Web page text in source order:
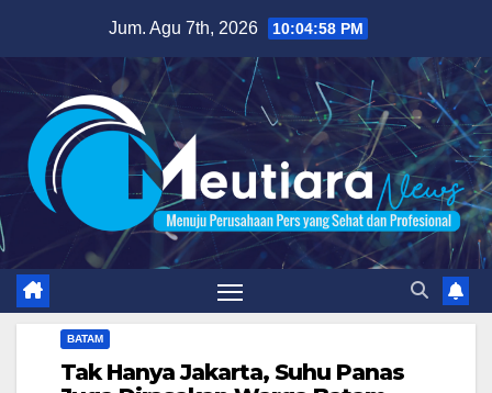
content
Jum. Agu 7th, 2026 10:04:59 PM
BATAM
Tak Hanya Jakarta, Suhu Panas